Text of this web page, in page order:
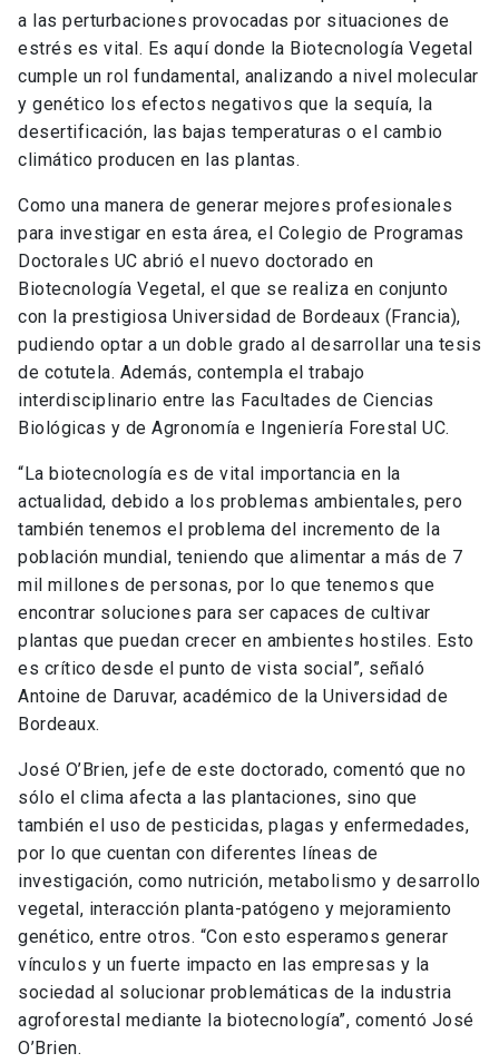
a las perturbaciones provocadas por situaciones de
estrés es vital. Es aquí donde la Biotecnología Vegetal
cumple un rol fundamental, analizando a nivel molecular
y genético los efectos negativos que la sequía, la
desertificación, las bajas temperaturas o el cambio
climático producen en las plantas.
Como una manera de generar mejores profesionales
para investigar en esta área, el Colegio de Programas
Doctorales UC abrió el nuevo doctorado en
Biotecnología Vegetal, el que se realiza en conjunto
con la prestigiosa Universidad de Bordeaux (Francia),
pudiendo optar a un doble grado al desarrollar una tesis
de cotutela. Además, contempla el trabajo
interdisciplinario entre las Facultades de Ciencias
Biológicas y de Agronomía e Ingeniería Forestal UC.
“La biotecnología es de vital importancia en la
actualidad, debido a los problemas ambientales, pero
también tenemos el problema del incremento de la
población mundial, teniendo que alimentar a más de 7
mil millones de personas, por lo que tenemos que
encontrar soluciones para ser capaces de cultivar
plantas que puedan crecer en ambientes hostiles. Esto
es crítico desde el punto de vista social”, señaló
Antoine de Daruvar, académico de la Universidad de
Bordeaux.
José O’Brien, jefe de este doctorado, comentó que no
sólo el clima afecta a las plantaciones, sino que
también el uso de pesticidas, plagas y enfermedades,
por lo que cuentan con diferentes líneas de
investigación, como nutrición, metabolismo y desarrollo
vegetal, interacción planta-patógeno y mejoramiento
genético, entre otros. “Con esto esperamos generar
vínculos y un fuerte impacto en las empresas y la
sociedad al solucionar problemáticas de la industria
agroforestal mediante la biotecnología”, comentó José
O’Brien.